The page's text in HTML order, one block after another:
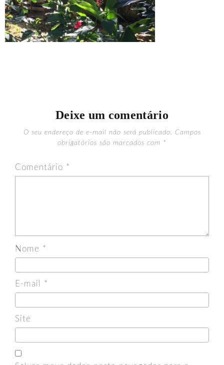
Deixe um comentário
O seu endereço de e-mail não será publicado.
Campos
obrigatórios são marcados com
*
Comentário *
Nome *
E-mail *
Site